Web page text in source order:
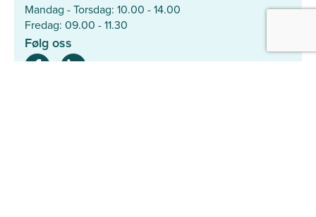
Mandag - Torsdag: 10.00 - 14.00
Fredag: 09.00 - 11.30
Følg oss